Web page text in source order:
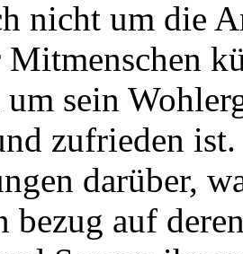
nicht um die
Mitmenschen
sein
zufrieden
darüber,
bezug auf